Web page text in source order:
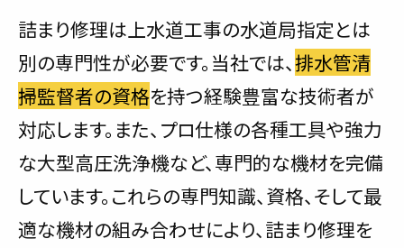
詰まり修理は上水道工事の水道局指定とは
別の専門性が必要です。当社では、排水管清
掃監督者の資格を持つ経験豊富な技術者が
対応します。また、プロ仕様の各種工具や強力
な大型高圧洗浄機など、専門的な機材を完備
しています。これらの専門知識、資格、そして最
適な機材の組み合わせにより、詰まり修理を